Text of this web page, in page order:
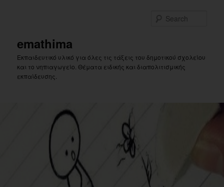
emathima
Εκπαιδευτικό υλικό για όλες τις τάξεις του δημοτικού σχολείου
και το νηπιαγωγείο. Θέματα ειδικής και διαπολιτισμικής
εκπαίδευσης.